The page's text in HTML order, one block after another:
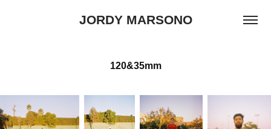
JORDY MARSONO
120&35mm